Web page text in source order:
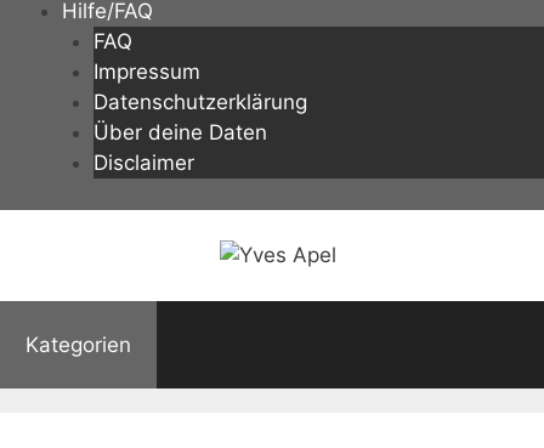
Hilfe/FAQ
FAQ
Impressum
Datenschutzerklärung
Über deine Daten
Disclaimer
Kategorien